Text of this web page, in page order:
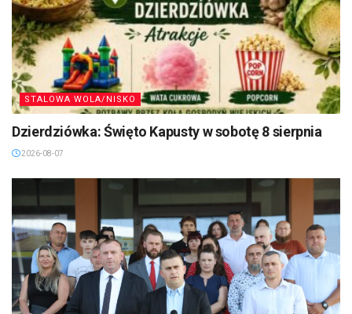
STALOWA WOLA/NISKO
Dzierdziówka: Święto Kapusty w sobotę 8 sierpnia
2026-08-07